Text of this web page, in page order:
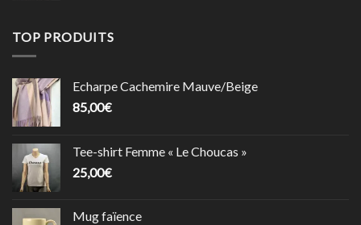
TOP PRODUITS
Echarpe Cachemire Mauve/Beige
85,00€
Tee-shirt Femme « Le Choucas »
25,00€
Mug faïence